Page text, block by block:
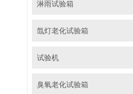
淋雨试验箱
氙灯老化试验箱
试验机
臭氧老化试验箱